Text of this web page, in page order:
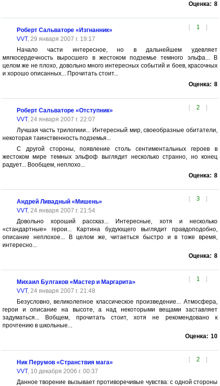
Оценка: 8
[ 1 ]
Роберт Сальваторе «Изгнанник»
VVT, 29 января 2007 г. 19:17
Начало части интересное, но в дальнейшем удевляет
мягкосердечность выросшего в жестоком подземье темного эльфа... В
целом же не плохо, довольно много интересных событий и боев, красочных
и хорошо описанных... Прочитать стоит...
Оценка: 8
[ 2 ]
Роберт Сальваторе «Отступник»
VVT, 24 января 2007 г. 22:07
Лучшая часть трилогиии... Интересный мир, своеобразные обитатели,
некоторая таинственность подземья...
С другой стороны, появление столь сентиментальных героев в
жестоком мире темных эльфоф выглядит несколько странно, но конец
радует... Вообщем, неплохо...
Оценка: 8
[ 3 ]
Андрей Ливадный «Мишень»
VVT, 24 января 2007 г. 21:54
Довольно хороший рассказ... Интересные, хотя и несколько
«стандартные» герои... Картина будующего выглядит правдоподобно,
описание неплохое... В целом же, читаеться быстро и в тоже время,
интересно...
Оценка: 8
[ 1 ]
Михаил Булгаков «Мастер и Маргарита»
VVT, 24 января 2007 г. 21:48
Безусловно, великолепное классическое произведение... Атмосфера,
герои и описание на высоте, а над некоторыми вещами заставляет
задуматься... Вобщем, прочитать стоит, хотя не рекомендовано к
прочтению в школьные...
Оценка: 10
[ 2 ]
Ник Перумов «Странствия мага»
VVT, 10 декабря 2006 г. 00:37
Данное творение вызывает противоречивые чувства: с одной стороны